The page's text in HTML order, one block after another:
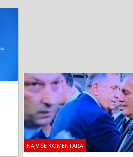
NAJVIŠE KOMENTARA